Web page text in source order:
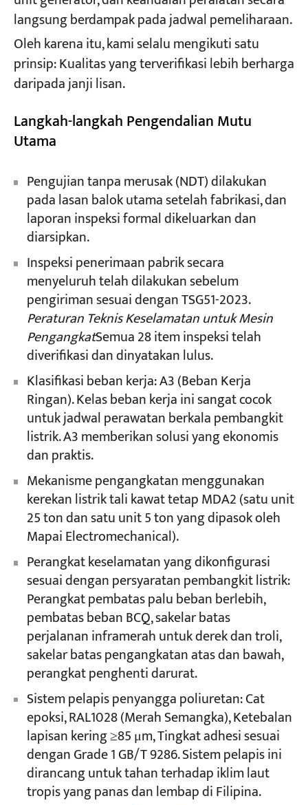
langsung berdampak pada jadwal pemeliharaan.
Oleh karena itu, kami selalu mengikuti satu
prinsip: Kualitas yang terverifikasi lebih berharga
daripada janji lisan.
Langkah-langkah Pengendalian Mutu
Utama
Pengujian tanpa merusak (NDT) dilakukan
pada lasan balok utama setelah fabrikasi, dan
laporan inspeksi formal dikeluarkan dan
diarsipkan.
Inspeksi penerimaan pabrik secara
menyeluruh telah dilakukan sebelum
pengiriman sesuai dengan TSG51-2023.
Peraturan Teknis Keselamatan untuk Mesin
PengangkatSemua 28 item inspeksi telah
diverifikasi dan dinyatakan lulus.
Klasifikasi beban kerja: A3 (Beban Kerja
Ringan). Kelas beban kerja ini sangat cocok
untuk jadwal perawatan berkala pembangkit
listrik. A3 memberikan solusi yang ekonomis
dan praktis.
Mekanisme pengangkatan menggunakan
kerekan listrik tali kawat tetap MDA2 (satu unit
25 ton dan satu unit 5 ton yang dipasok oleh
Mapai Electromechanical).
Perangkat keselamatan yang dikonfigurasi
sesuai dengan persyaratan pembangkit listrik:
Perangkat pembatas palu beban berlebih,
pembatas beban BCQ, sakelar batas
perjalanan inframerah untuk derek dan troli,
sakelar batas pengangkatan atas dan bawah,
perangkat penghenti darurat.
Sistem pelapis penyangga poliuretan: Cat
epoksi, RAL1028 (Merah Semangka), Ketebalan
lapisan kering ≥85 μm, Tingkat adhesi sesuai
dengan Grade 1 GB/T 9286. Sistem pelapis ini
dirancang untuk tahan terhadap iklim laut
tropis yang panas dan lembap di Filipina.